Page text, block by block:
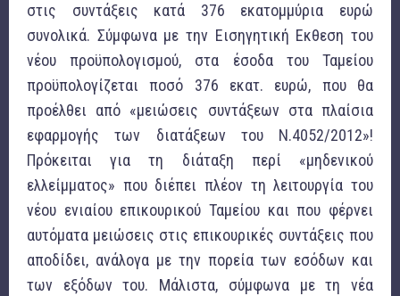
στις συντάξεις κατά 376 εκατομμύρια ευρώ
συνολικά. Σύμφωνα με την Εισηγητική Εκθεση του
νέου προϋπολογισμού, στα έσοδα του Ταμείου
προϋπολογίζεται ποσό 376 εκατ. ευρώ, που θα
προέλθει από «μειώσεις συντάξεων στα πλαίσια
εφαρμογής των διατάξεων του Ν.4052/2012»!
Πρόκειται για τη διάταξη περί «μηδενικού
ελλείμματος» που διέπει πλέον τη λειτουργία του
νέου ενιαίου επικουρικού Ταμείου και που φέρνει
αυτόματα μειώσεις στις επικουρικές συντάξεις που
αποδίδει, ανάλογα με την πορεία των εσόδων και
των εξόδων του. Μάλιστα, σύμφωνα με τη νέα